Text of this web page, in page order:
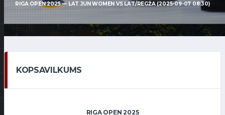
RIGA OPEN 2025 — LAT JUN WOMEN VS LAT/REGŽA (2025-09-07 08:30)
KOPSAVILKUMS
RIGA OPEN 2025